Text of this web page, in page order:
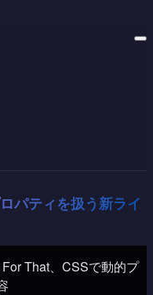
パティを扱う新ライ
That、CSSで動的プ